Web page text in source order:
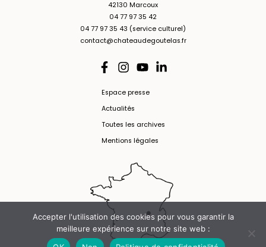
42130 Marcoux
04 77 97 35 42
04 77 97 35 43 (service culturel)
contact@chateaudegoutelas.fr
Espace presse
Actualités
Toutes les archives
Mentions légales
Accepter l'utilisation des cookies pour vous garantir la
meilleure expérience sur notre site web :